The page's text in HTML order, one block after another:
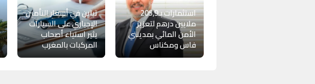
استثمارات بـ205,9
ملايين درهم لتعزيز
الأمن المائي بمدينتي
فاس ومكناس
تباين في أسعار التأمين
الإجباري على السيارات
يثير استياء أصحاب
المركبات بالمغرب